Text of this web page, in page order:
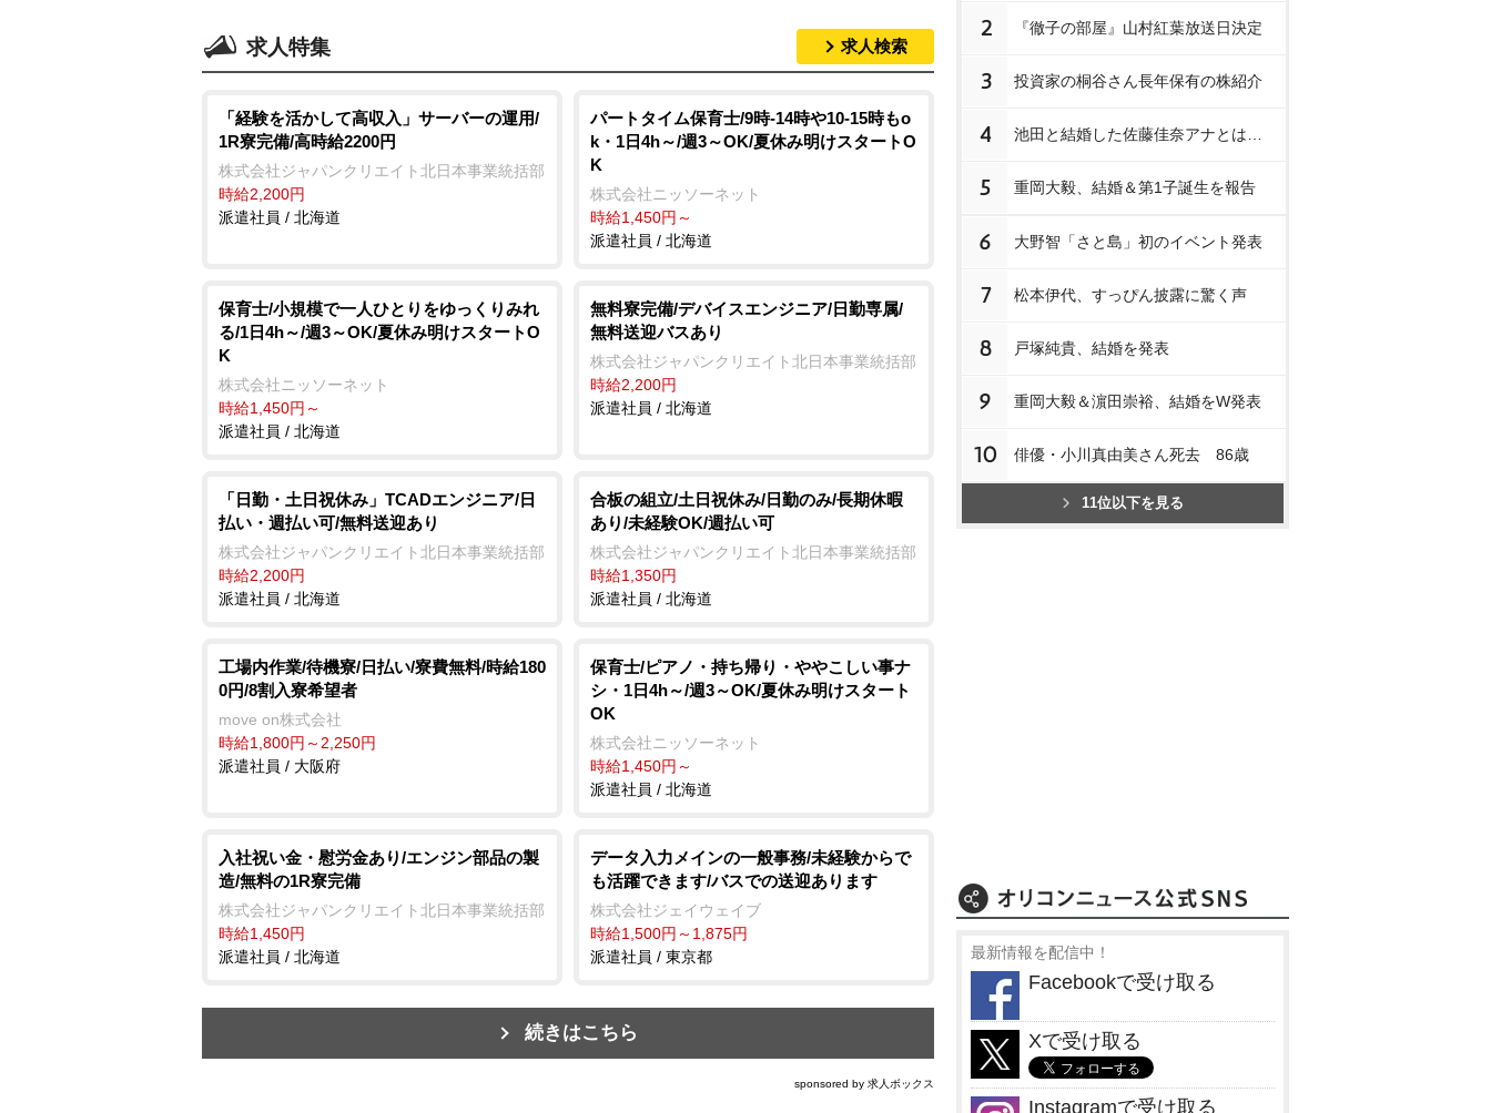
求人特集 求人検索
「経験を活かして高収入」サーバーの運用/
1R寮完備/高時給2200円
株式会社ジャパンクリエイト北日本事業統括部
時給2,200円
派遣社員 / 北海道
パートタイム保育士/9時-14時や10-15時もo
k・1日4h～/週3～OK/夏休み明けスタートO
K
株式会社ニッソーネット
時給1,450円～
派遣社員 / 北海道
保育士/小規模で一人ひとりをゆっくりみれ
る/1日4h～/週3～OK/夏休み明けスタートO
K
株式会社ニッソーネット
時給1,450円～
派遣社員 / 北海道
無料寮完備/デバイスエンジニア/日勤専属/
無料送迎バスあり
株式会社ジャパンクリエイト北日本事業統括部
時給2,200円
派遣社員 / 北海道
「日勤・土日祝休み」TCADエンジニア/日
払い・週払い可/無料送迎あり
株式会社ジャパンクリエイト北日本事業統括部
時給2,200円
派遣社員 / 北海道
合板の組立/土日祝休み/日勤のみ/長期休暇
あり/未経験OK/週払い可
株式会社ジャパンクリエイト北日本事業統括部
時給1,350円
派遣社員 / 北海道
工場内作業/待機寮/日払い/寮費無料/時給180
0円/8割入寮希望者
move on株式会社
時給1,800円～2,250円
派遣社員 / 大阪府
保育士/ピアノ・持ち帰り・ややこしい事ナ
シ・1日4h～/週3～OK/夏休み明けスタート
OK
株式会社ニッソーネット
時給1,450円～
派遣社員 / 北海道
入社祝い金・慰労金あり/エンジン部品の製
造/無料の1R寮完備
株式会社ジャパンクリエイト北日本事業統括部
時給1,450円
派遣社員 / 北海道
データ入力メインの一般事務/未経験からで
も活躍できます/バスでの送迎あります
株式会社ジェイウェイブ
時給1,500円～1,875円
派遣社員 / 東京都
続きはこちら
sponsored by 求人ボックス
2 『徹子の部屋』山村紅葉放送日決定
3 投資家の桐谷さん長年保有の株紹介
4 池田と結婚した佐藤佳奈アナとは…
5 重岡大毅、結婚＆第1子誕生を報告
6 大野智「さと島」初のイベント発表
7 松本伊代、すっぴん披露に驚く声
8 戸塚純貴、結婚を発表
9 重岡大毅＆濵田崇裕、結婚をW発表
10 俳優・小川真由美さん死去 86歳
11位以下を見る
最新情報を配信中！
Facebookで受け取る
Xで受け取る
Instagramで受け取る